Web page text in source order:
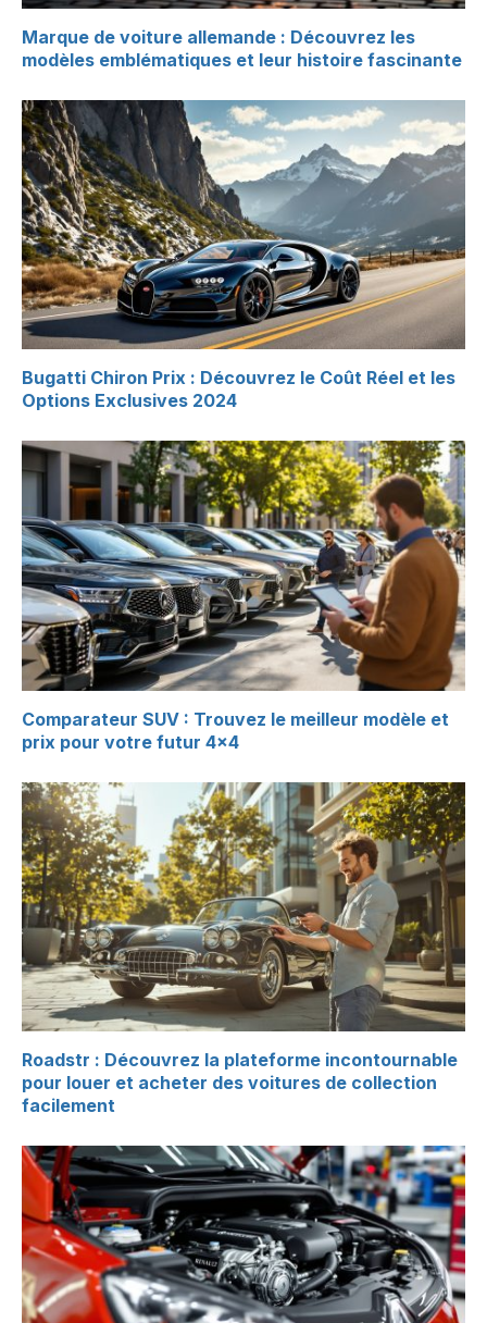
Marque de voiture allemande : Découvrez les
modèles emblématiques et leur histoire fascinante
Bugatti Chiron Prix : Découvrez le Coût Réel et les
Options Exclusives 2024
Comparateur SUV : Trouvez le meilleur modèle et
prix pour votre futur 4×4
Roadstr : Découvrez la plateforme incontournable
pour louer et acheter des voitures de collection
facilement